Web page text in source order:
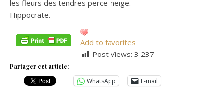
les fleurs des tendres perce-neige.
Hippocrate.
Add to favorites
Post Views: 3 237
Partager cet article:
WhatsApp E-mail